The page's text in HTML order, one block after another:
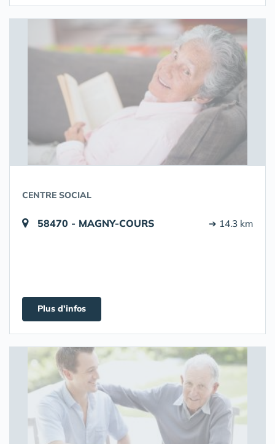
CENTRE SOCIAL
58470 - MAGNY-COURS ➔ 14.3 km
Plus d'infos